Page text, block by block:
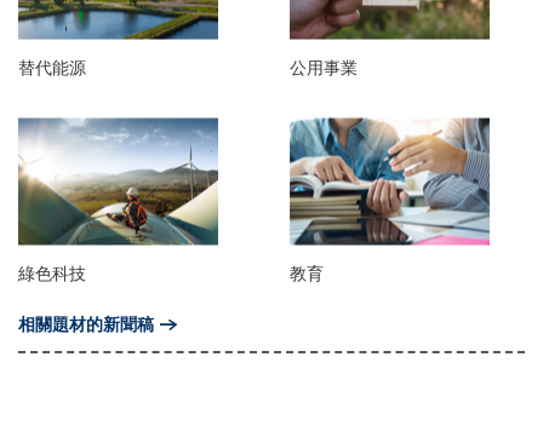
替代能源 公用事業
綠色科技 教育
相關題材的新聞稿